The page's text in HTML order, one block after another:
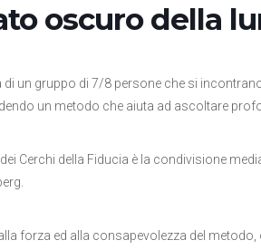
oscuro della
di un gruppo di 7/8 persone che si
un metodo che aiuta ad ascoltare
Cerchi della Fiducia è la condivisione
forza ed alla consapevolezza del